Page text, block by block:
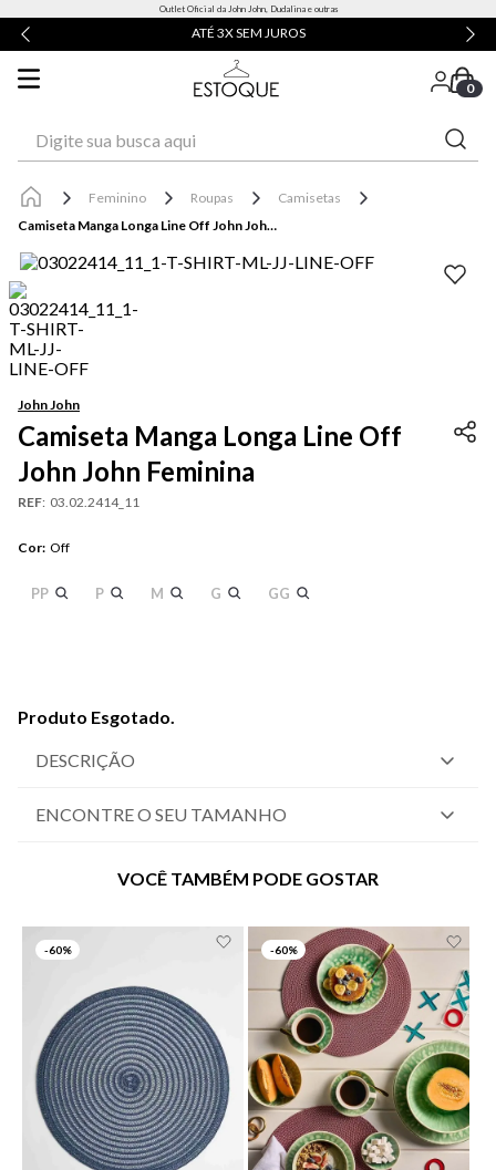
Outlet Oficial da John John, Dudalina e outras
ATÉ 3X SEM JUROS
0
Feminino Roupas
Camisetas
Camiseta Manga Longa Line Off John John Feminina
John John
Camiseta Manga Longa Line Off
John John Feminina
REF: 03.02.2414_11
Cor: Off
PP P M G GG
Produto Esgotado.
DESCRIÇÃO
ENCONTRE O SEU TAMANHO
VOCÊ TAMBÉM PODE GOSTAR
-60% -60%